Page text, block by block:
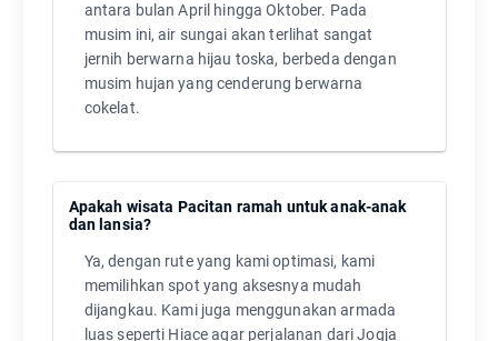
antara bulan April hingga Oktober. Pada
musim ini, air sungai akan terlihat sangat
jernih berwarna hijau toska, berbeda dengan
musim hujan yang cenderung berwarna
cokelat.
Apakah wisata Pacitan ramah untuk anak-anak
dan lansia?
Ya, dengan rute yang kami optimasi, kami
memilihkan spot yang aksesnya mudah
dijangkau. Kami juga menggunakan armada
luas seperti Hiace agar perjalanan dari Jogja